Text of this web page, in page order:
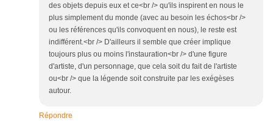
des objets depuis eux et ce<br /> qu'ils inspirent en nous le
plus simplement du monde (avec au besoin les échos<br />
ou les références qu'ils convoquent en nous), le reste est
indifférent.<br /> D'ailleurs il semble que créer implique
toujours plus ou moins l'instauration<br /> d'une figure
d'artiste, d'un personnage, que cela soit du fait de l'artiste
ou<br /> que la légende soit construite par les exégèses
autour.
Répondre